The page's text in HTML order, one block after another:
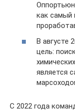
как самый
В августе
цель:
является
С 2022 года